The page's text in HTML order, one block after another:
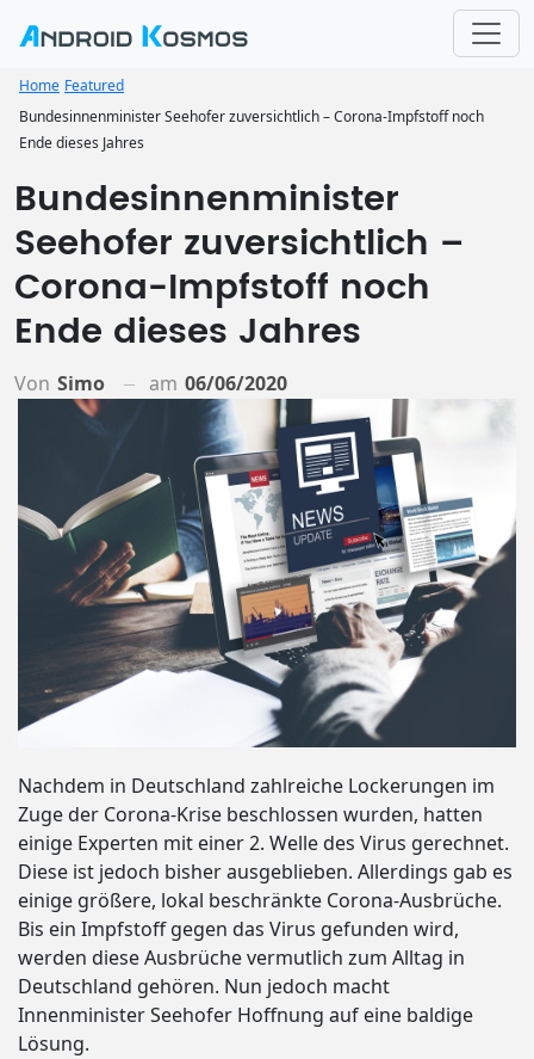
Home Featured
Bundesinnenminister Seehofer zuversichtlich – Corona-Impfstoff noch
Ende dieses Jahres
Bundesinnenminister
Seehofer zuversichtlich –
Corona-Impfstoff noch
Ende dieses Jahres
Von Simo am 06/06/2020
Nachdem in Deutschland zahlreiche Lockerungen im
Zuge der Corona-Krise beschlossen wurden, hatten
einige Experten mit einer 2. Welle des Virus gerechnet.
Diese ist jedoch bisher ausgeblieben. Allerdings gab es
einige größere, lokal beschränkte Corona-Ausbrüche.
Bis ein Impfstoff gegen das Virus gefunden wird,
werden diese Ausbrüche vermutlich zum Alltag in
Deutschland gehören. Nun jedoch macht
Innenminister Seehofer Hoffnung auf eine baldige
Lösung.